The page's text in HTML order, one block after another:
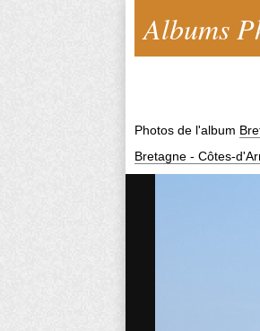
Albums
Photos de l'album
Bretagne - Côtes-